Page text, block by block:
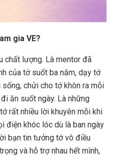
gia VE?
chất lượng. Là mentor đã
của tớ suốt ba năm, dạy tớ
chửi cho tớ khôn ra mỗi
ăn suốt ngày. Là những
rất nhiều lời khuyên mỗi khi
điện khóc lóc dù là ban ngày
bạn tin tưởng tớ vô điều
và hỗ trợ nhau hết mình,